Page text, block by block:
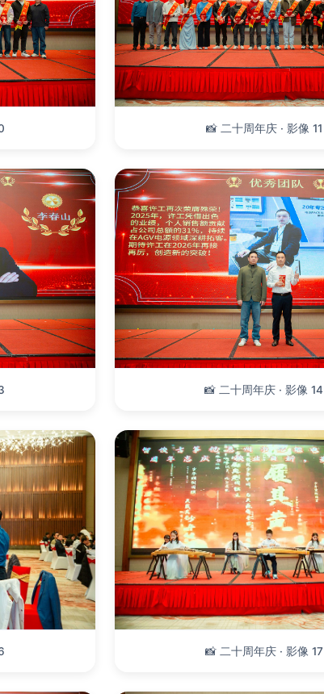
📸 二十周年庆 · 影像 11
📸 二十周年庆 · 影像 14
📸 二十周年庆 · 影像 17